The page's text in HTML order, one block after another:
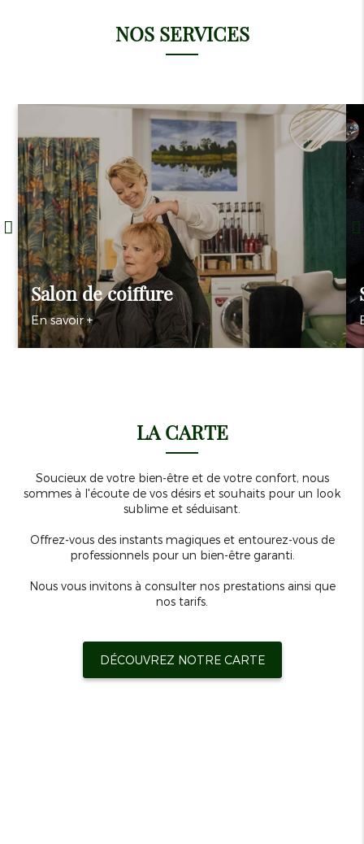
NOS SERVICES
Salon de coiffure
En savoir +
LA CARTE
Soucieux de votre bien-être et de votre confort, nous
sommes à l'écoute de vos désirs et souhaits pour un look
sublime et séduisant.
Offrez-vous des instants magiques et entourez-vous de
professionnels pour un bien-être garanti.
Nous vous invitons à consulter nos prestations ainsi que
nos tarifs.
DÉCOUVREZ NOTRE CARTE